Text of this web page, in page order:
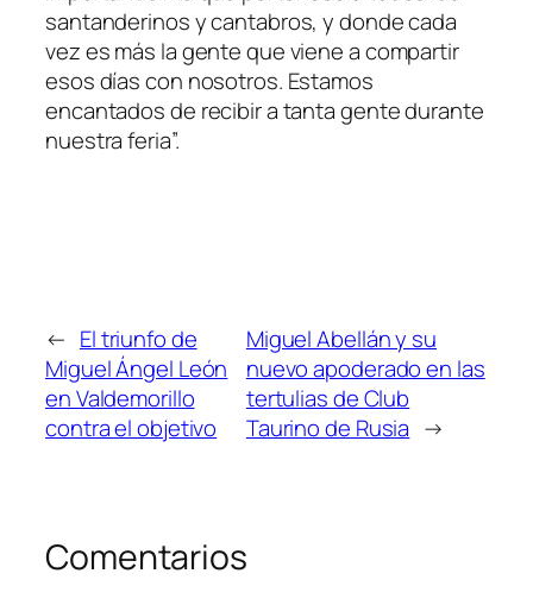
santanderinos y cantabros, y donde cada
vez es más la gente que viene a compartir
esos días con nosotros. Estamos
encantados de recibir a tanta gente durante
nuestra feria”.
← El triunfo de
Miguel Ángel León
en Valdemorillo
contra el objetivo
Miguel Abellán y su
nuevo apoderado en las
tertulias de Club
Taurino de Rusia →
Comentarios